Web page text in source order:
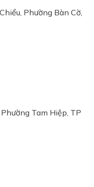
Phường Bàn Cờ,
Tam Hiệp, TP